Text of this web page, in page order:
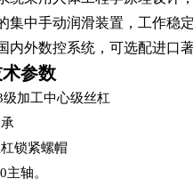
集中手动润滑装置，工作稳定
内外数控系统，可选配进口
参数
级加工中心级丝杠
锁紧螺帽
主轴。